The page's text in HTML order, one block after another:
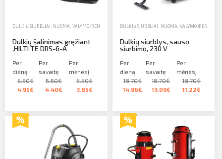
DULKIŲ SIURBLIAI NUOMA VALYMO ĮRENGINIAI
Dulkių šalinimas gręžiant
,HILTI TE DRS-6-A
Per
dieną
5.50€
4.95€
Per
savaitę
5.50€
4.40€
Per
mėnesį
5.50€
3.85€
DULKIŲ SIURBLIAI NUOMA VALYMO ĮRENGINIAI
Dulkių siurblys, sauso
siurbimo, 230 V
Per
dieną
18.70€
14.96€
Per
savaitę
18.70€
13.09€
Per
mėnesį
18.70€
11.22€